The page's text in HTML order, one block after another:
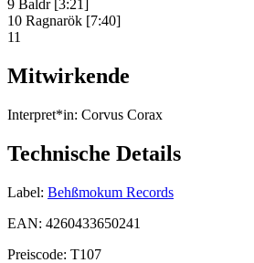
9 Baldr [3:21]
10 Ragnarök [7:40]
11
Mitwirkende
Interpret*in: Corvus Corax
Technische Details
Label: Behßmokum Records
EAN: 4260433650241
Preiscode: T107